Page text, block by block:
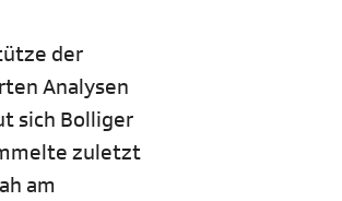
der
Analysen
sich Bolliger
zuletzt
am